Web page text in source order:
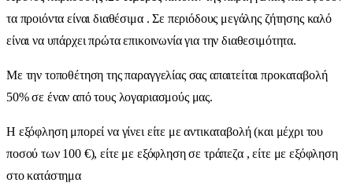
τα προιόντα είναι διαθέσιμα . Σε περιόδους μεγάλης ζήτησης καλό
είναι να υπάρχει πρώτα επικοινωνία για την διαθεσιμότητα.
Με την τοποθέτηση της παραγγελίας σας απαιτείται προκαταβολή
50% σε έναν από τους λογαριασμούς μας.
Η εξόφληση μπορεί να γίνει είτε με αντικαταβολή (και μέχρι του
ποσού των 100 €), είτε με εξόφληση σε τράπεζα , είτε με εξόφληση
στο κατάστημα